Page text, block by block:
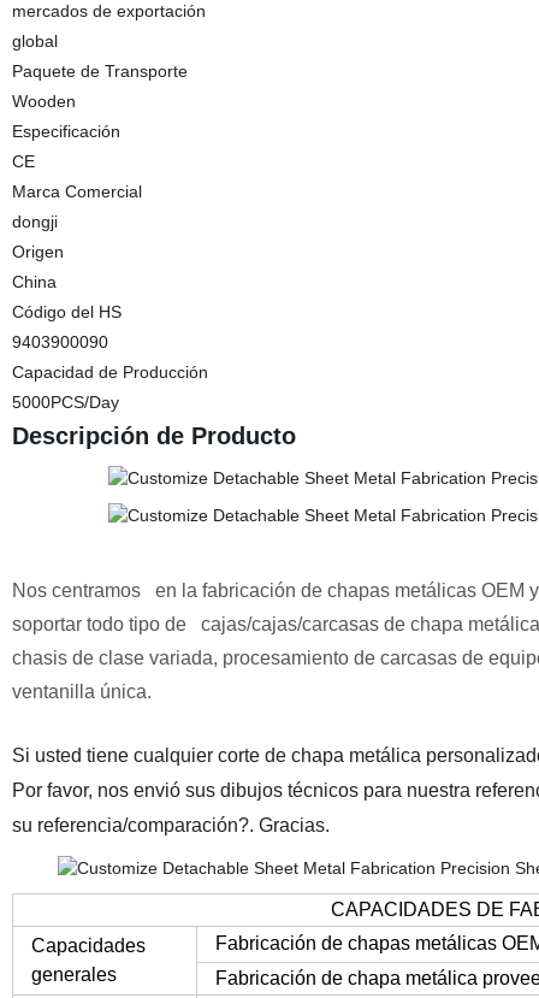
mercados de exportación
global
Paquete de Transporte
Wooden
Especificación
CE
Marca Comercial
dongji
Origen
China
Código del HS
9403900090
Capacidad de Producción
5000PCS/Day
Descripción de Producto
Nos centramos
en la fabricación de chapas metálicas OEM
soportar todo tipo de
cajas/cajas/carcasas de chapa
chasis de clase variada, procesamiento de carcasas de
ventanilla única.
Si usted tiene cualquier corte de chapa metálica
Por favor, nos envió sus dibujos técnicos para nuestra
su referencia/comparación?. Gracias.
CAPACIDADES DE
Capacidades
generales
Fabricación de chapas metálicas
Fabricación de chapa metálica